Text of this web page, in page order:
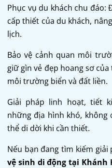
Phục vụ du khách chu đáo:
cấp thiết của du khách,
lịch.
Bảo vệ cảnh quan môi
giữ gìn vẻ đẹp hoang sơ
môi trường biển và đất liền.
Giải pháp linh hoạt, tiết
những địa hình khó, không
thể di dời khi cần thiết.
Nếu bạn đang tìm kiếm
vệ sinh di động tại Khánh